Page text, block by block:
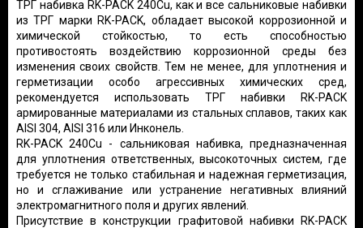
ТРГ набивка RK-PACK 240Cu, как и все сальниковые набивки
из ТРГ марки RK-PACK, обладаетвысокой коррозионной и
химической стойкостью, то есть способностью
противостоять воздействию коррозионной среды без
изменения своих свойств.Тем не менее, для уплотнения и
герметизации особо агрессивных химических сред,
рекомендуется использовать ТРГ набивки RK-PACK
армированные материалами из стальных сплавов, таких как
AISI 304, AISI 316 или Инконель.
RK-PACK 240Cu - сальниковая набивка, предназначенная
для уплотнения ответственных, высокоточных систем, где
требуется не только стабильная и надежная герметизация,
но и сглаживание или устранение негативных влияний
электромагнитного поля и других явлений.
Присутствие в конструкции графитовой набивки RK-PACK